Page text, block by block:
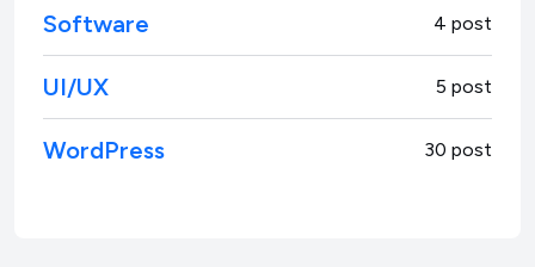
Software 4 post
UI/UX 5 post
WordPress 30 post